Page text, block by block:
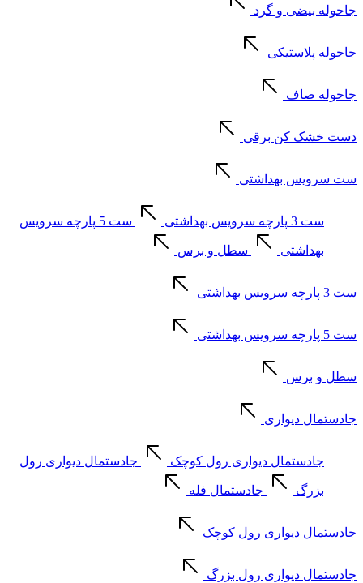
جاحوله بیضی و گرد
جاحوله پلاستیکی
جاحوله صاف
دست خشک کن برقی
ست سرویس بهداشتی
ست 3 پارچه سرویس بهداشتی ست 5 پارچه سرویس
بهداشتی سطل و برس
ست 3 پارچه سرویس بهداشتی
ست 5 پارچه سرویس بهداشتی
سطل و برس
جادستمال دیواری
جادستمال دیواری رول کوچک جادستمال دیواری رول
بزرگ جادستمال فله
جادستمال دیواری رول کوچک
جادستمال دیواری رول بزرگ